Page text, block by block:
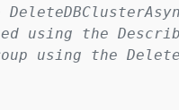
using the
using the